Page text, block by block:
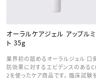
なバスタイムを。 ※完全防水ではな
2g。トップクラスの軽さとスリ
オーラルケアジェル アップル
ト 35g
業界初の舐めるオーラルジェル 口臭予
防効果に対するエビデンスのある
2を使ったケア商品です。 臨床試験を重